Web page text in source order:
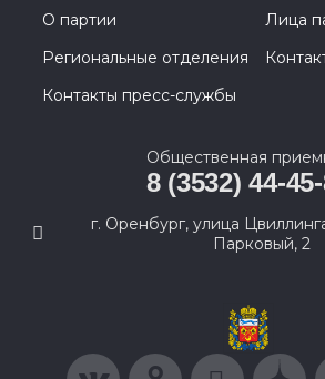
О партии
Лица
Региональные отделения
Контакты пресс-службы
Общественная
8 (3532) 44-
г. Оренбург, улица
Парковый, 2